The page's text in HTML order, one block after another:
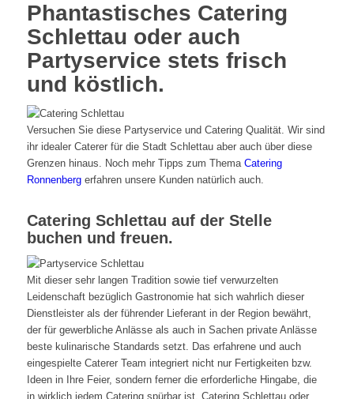
Phantastisches Catering
Schlettau oder auch
Partyservice stets frisch
und köstlich.
Versuchen Sie diese Partyservice und Catering Qualität. Wir sind
ihr idealer Caterer für die Stadt Schlettau aber auch über diese
Grenzen hinaus. Noch mehr Tipps zum Thema Catering
Ronnenbergerfahren unsere Kunden natürlich auch.
Catering Schlettau auf der Stelle
buchen und freuen.
Mit dieser sehr langen Tradition sowie tief verwurzelten
Leidenschaft bezüglich Gastronomie hat sich wahrlich dieser
Dienstleister als der führender Lieferant in der Region bewährt,
der für gewerbliche Anlässe als auch in Sachen private Anlässe
beste kulinarische Standards setzt. Das erfahrene und auch
eingespielte Caterer Team integriert nicht nur Fertigkeiten bzw.
Ideen in Ihre Feier, sondern ferner die erforderliche Hingabe, die
in wirklich jedem Catering spürbar ist. Catering Schlettau oder